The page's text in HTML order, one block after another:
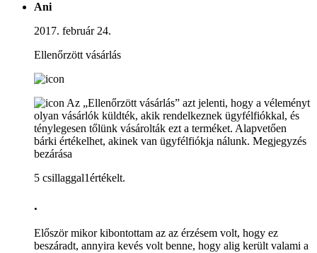
Ani
2017. február 24.
Ellenőrzött vásárlás
Az „Ellenőrzött vásárlás” azt jelenti, hogy a véleményt
olyan vásárlók küldték, akik rendelkeznek ügyfélfiókkal, és
ténylegesen tőlünk vásárolták ezt a terméket. Alapvetően
bárki értékelhet, akinek van ügyfélfiókja nálunk. Megjegyzés
bezárása
5 csillaggal1értékelt.
.
Először mikor kibontottam az az érzésem volt, hogy ez
beszáradt, annyira kevés volt benne, hogy alig került valami a